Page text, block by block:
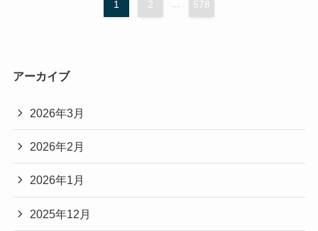
1 2 ... 578
アーカイブ
2026年3月
2026年2月
2026年1月
2025年12月